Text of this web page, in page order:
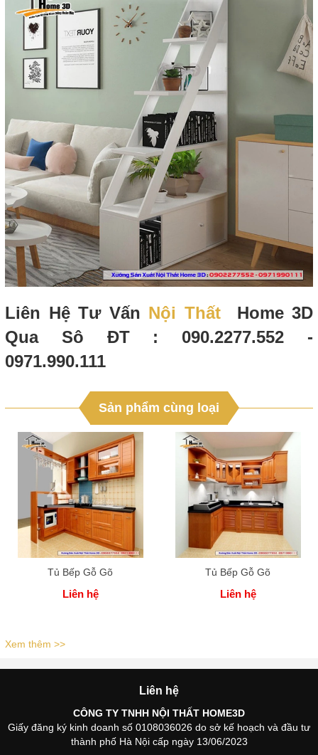
Liên Hệ Tư Vấn Nội ThấtHome 3D
Qua Sô ĐT : 090.2277.552 -
0971.990.111
Sản phẩm cùng loại
Tủ Bếp Gỗ Gõ
Liên hệ
Tủ Bếp Gỗ Gõ
Liên hệ
Xem thêm >>
Liên hệ
CÔNG TY TNHH NỘI THẤT HOME3D
Giấy đăng ký kinh doanh số 0108036026 do sở kế hoạch và đầu tư
thành phố Hà Nội cấp ngày 13/06/2023